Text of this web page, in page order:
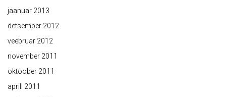
jaanuar 2013
detsember 2012
veebruar 2012
november 2011
oktoober 2011
aprill 2011